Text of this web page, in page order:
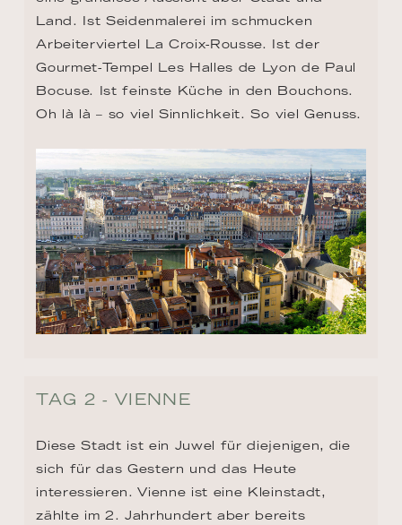
Land. Ist Seidenmalerei im schmucken
Arbeiterviertel La Croix-Rousse. Ist der
Gourmet-Tempel Les Halles de Lyon de Paul
Bocuse. Ist feinste Küche in den Bouchons.
Oh là là – so viel Sinnlichkeit. So viel Genuss.
TAG 2 - VIENNE
Diese Stadt ist ein Juwel für diejenigen, die
sich für das Gestern und das Heute
interessieren. Vienne ist eine Kleinstadt,
zählte im 2. Jahrhundert aber bereits